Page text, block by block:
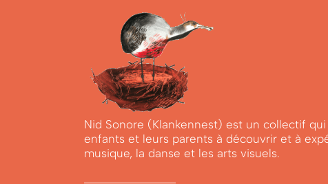
Nid Sonore (Klankennest) est un collectif
enfants et leurs parents à découvrir et à
musique, la danse et les arts visuels.